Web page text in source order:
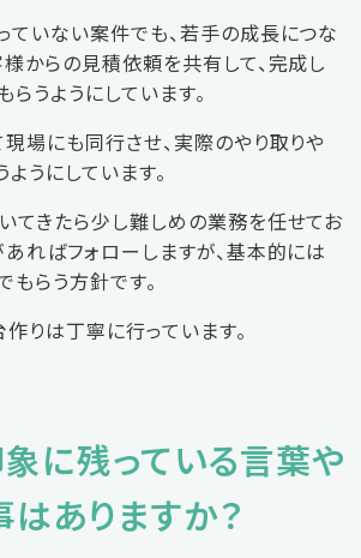
ていない案件でも、若手の成長につな
からの見積依頼を共有して、完成し
うようにしています。
現場にも同行させ、実際のやり取りや
うにしています。
てきたら少し難しめの業務を任せてお
あればフォローしますが、基本的には
らう方針です。
りは丁寧に行っています。
に残っている言葉や
ありますか？